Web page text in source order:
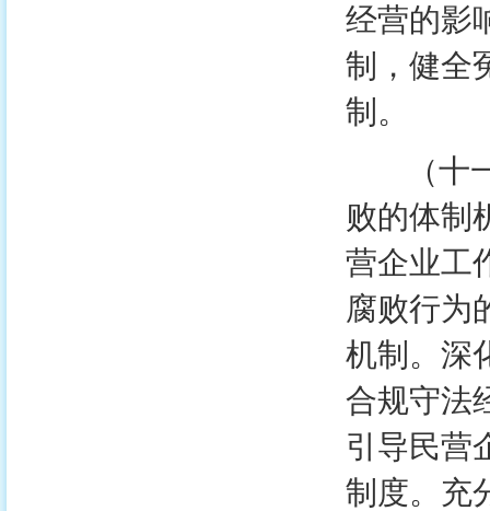
经营的影
制，健全
制。
（十一
败的体制
营企业工
腐败行为
机制。深
合规守法
引导民营
制度。充